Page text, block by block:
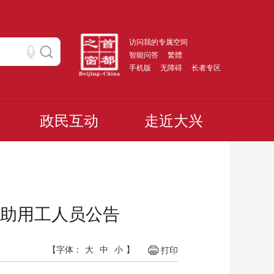
访问我的专属空间
智能问答
繁體
手机版
无障碍 长者专区
政民互动 走近大兴
用工人员公告
打印
【字体： 大 中 小 】